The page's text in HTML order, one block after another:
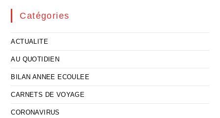
Catégories
ACTUALITE
AU QUOTIDIEN
BILAN ANNEE ECOULEE
CARNETS DE VOYAGE
CORONAVIRUS